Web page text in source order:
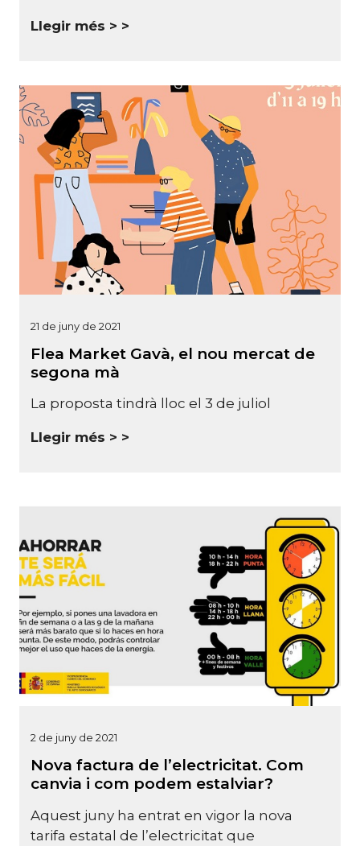
Llegir més >
21 de juny de 2021
Flea Market Gavà, el nou mercat de
segona mà
La proposta tindrà lloc el 3 de juliol
Llegir més >
2 de juny de 2021
Nova factura de l’electricitat. Com
canvia i com podem estalviar?
Aquest juny ha entrat en vigor la nova
tarifa estatal de l’electricitat que